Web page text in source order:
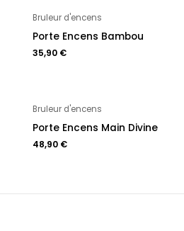
Bruleur d'encens
Porte Encens Bambou
35,90 €
Bruleur d'encens
Porte Encens Main Divine
48,90 €